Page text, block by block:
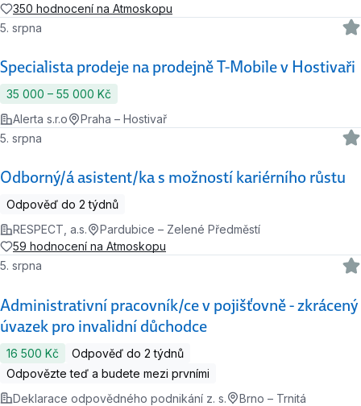
350 hodnocení na Atmoskopu
Specialista prodeje na prodejně T-Mobile v Hostivaři
5. srpna
35 000 ‍–‍ 55 000 Kč
Alerta s.r.o
Praha – Hostivař
Odborný/á asistent/ka s možností kariérního růstu
5. srpna
Odpověď do 2 týdnů
RESPECT, a.s.
Pardubice – Zelené Předměstí
59 hodnocení na Atmoskopu
Administrativní pracovník/ce v pojišťovně - zkrácený
úvazek pro invalidní důchodce
5. srpna
16 500 Kč
Odpověď do 2 týdnů
Odpovězte teď a budete mezi prvními
Deklarace odpovědného podnikání z. s.
Brno – Trnitá